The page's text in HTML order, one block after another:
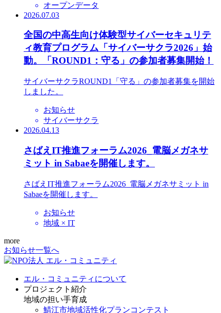
オープンデータ
2026.07.03
全国の中高生向け体験型サイバーセキュリテ
ィ教育プログラム「サイバーサクラ2026」始
動。「ROUND1：守る」の参加者募集開始！
サイバーサクラROUND1「守る」の参加者募集を開始
しました。
お知らせ
サイバーサクラ
2026.04.13
さばえIT推進フォーラム2026_電脳メガネサ
ミット in Sabaeを開催します。
さばえIT推進フォーラム2026_電脳メガネサミット in
Sabaeを開催します。
お知らせ
地域 × IT
more
お知らせ一覧へ
エル・コミュニティについて
プロジェクト紹介
地域の担い手育成
鯖江市地域活性化プランコンテスト